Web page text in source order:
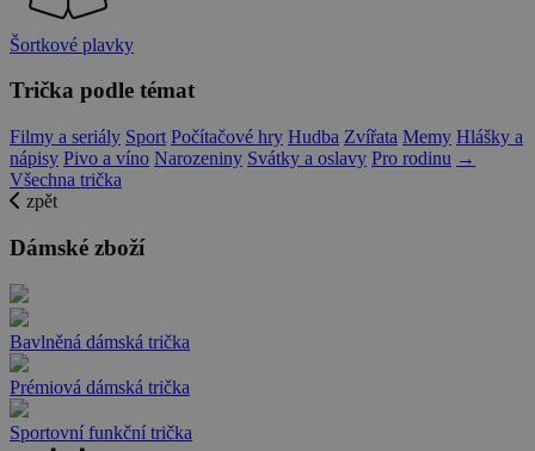
Šortkové plavky
Trička podle témat
Filmy a seriály Sport Počítačové hry Hudba Zvířata Memy Hlášky a
nápisy Pivo a víno Narozeniny Svátky a oslavy Pro rodinu →
Všechna trička
zpět
Dámské zboží
Bavlněná dámská trička
Prémiová dámská trička
Sportovní funkční trička